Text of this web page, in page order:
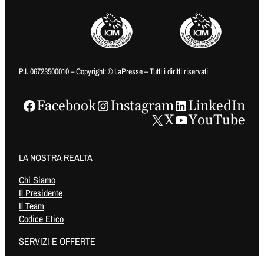
P.I. 06723500010 – Copyright: © LaPresse – Tutti i diritti riservati
Facebook Instagram
LinkedIn
X
YouTube
LA NOSTRA REALTÀ
Chi Siamo
Il Presidente
Il Team
Codice Etico
SERVIZI E OFFERTE